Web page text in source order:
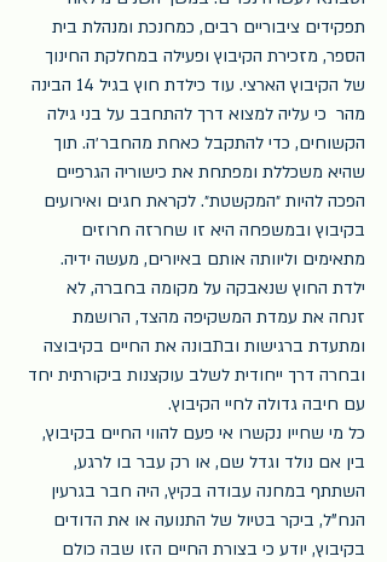
תפקידים ציבוריים רבים, כמחנכת ומנהלת בית
הספר, מזכירת הקיבוץ ופעילה במחלקת החינוך
של הקיבוץ הארצי. עוד כילדת חוץ בגיל 14 הבינה
מהר  כי עליה למצוא דרך להתחבב על בני גילה
הקשוחים, כדי להתקבל כאחת מהחבר׳ה. תוך
שהיא משכללת ומפתחת את כישוריה הגרפיים
הפכה להיות ״המקשטת״. לקראת חגים ואירועים
בקיבוץ ובמשפחה היא זו שחרזה חרוזים
מתאימים וליוותה אותם באיורים, מעשה ידיה.
ילדת החוץ שנאבקה על מקומה בחברה, לא
זנחה את עמדת המשקיפה מהצד, הרושמת
ומתעדת ברגישות ובתבונה את החיים בקיבוצה
ובחרה דרך ייחודית לשלב עוקצנות ביקורתית יחד
עם חיבה גדולה לחיי הקיבוץ.
כל מי שחייו נקשרו אי פעם להווי החיים בקיבוץ,
בין אם נולד וגדל שם, או רק עבר בו לרגע,
השתתף במחנה עבודה בקיץ, היה חבר בגרעין
הנח"ל, ביקר בטיול של התנועה או את הדודים
בקיבוץ, יודע כי בצורת החיים הזו שבה כולם